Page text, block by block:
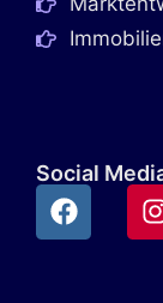
Social